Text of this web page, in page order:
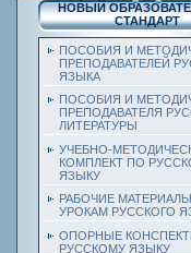
НОВЫЙ
СТАНДАРТ
ПОСОБИЯ И
ПРЕПОДАВАТЕЛЕЙ
ЯЗЫКА
ПОСОБИЯ И
ПРЕПОДАВАТЕЛЯ
ЛИТЕРАТУРЫ
УЧЕБНО-
КОМПЛЕКТ ПО
ЯЗЫКУ
РАБОЧИЕ
УРОКАМ РУССКОГО
ОПОРНЫЕ
РУССКОМУ ЯЗЫКУ